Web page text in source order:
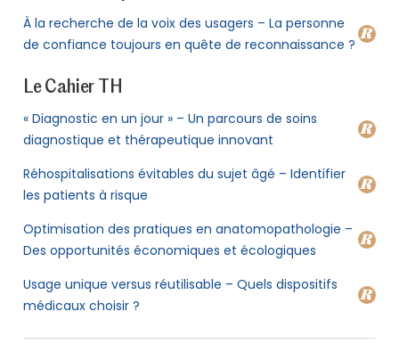
À la recherche de la voix des usagers – La personne
de confiance toujours en quête de reconnaissance ?
Le Cahier TH
« Diagnostic en un jour » – Un parcours de soins
diagnostique et thérapeutique innovant
Réhospitalisations évitables du sujet âgé – Identifier
les patients à risque
Optimisation des pratiques en anatomopathologie –
Des opportunités économiques et écologiques
Usage unique versus réutilisable – Quels dispositifs
médicaux choisir ?